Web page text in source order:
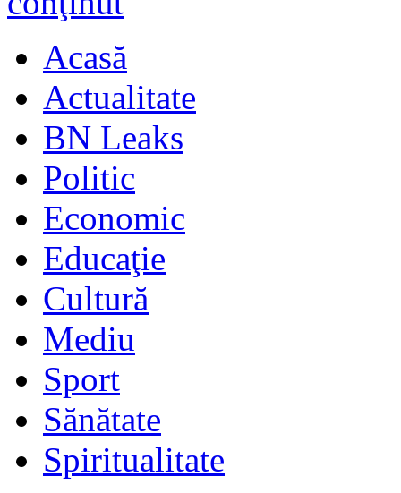
Acasă
Actualitate
BN Leaks
Politic
Economic
Educaţie
Cultură
Mediu
Sport
Sănătate
Spiritualitate